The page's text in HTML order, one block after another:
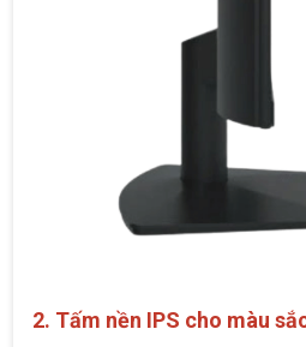
2. Tấm nền IPS cho màu